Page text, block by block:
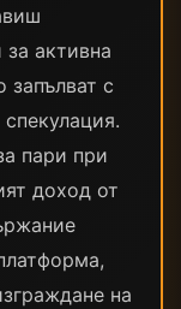
активна
запълват с
пари при
доход от
на